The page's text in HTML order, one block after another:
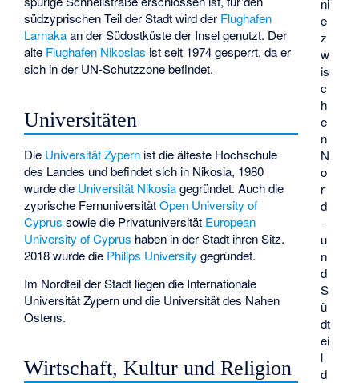
ni
e
z
w
is
c
h
e
n
N
o
r
d
-
u
n
d
S
ü
dt
ei
l
d
südzyprischen Teil der Stadt wird der Flughafen
Larnakaan der Südostküste der Insel genutzt. Der
alte Flughafen Nikosias ist seit 1974 gesperrt, da er
sich in der UN-Schutzzone befindet.
Universitäten
Die Universität Zypern ist die älteste Hochschule
des Landes und befindet sich in Nikosia, 1980
wurde die Universität Nikosiagegründet. Auch die
zyprische FernuniversitätOpen University of
Cyprus sowie die Privatuniversität European
University of Cyprus haben in der Stadt ihren Sitz.
2018 wurde die Philips University gegründet.
Im Nordteil der Stadt liegen die Internationale
Universität Zypern und die Universität des Nahen
Ostens.
Wirtschaft, Kultur und Religion